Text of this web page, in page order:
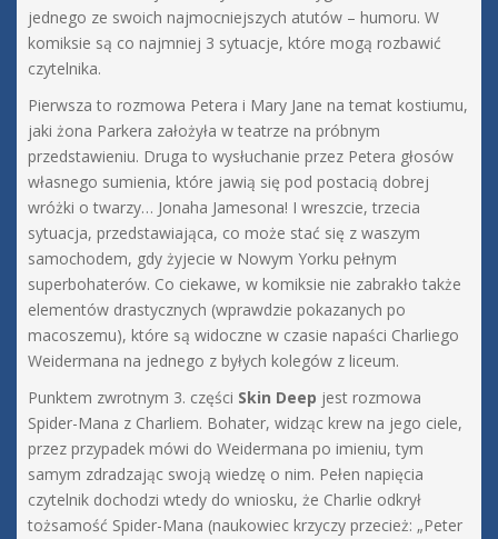
jednego ze swoich najmocniejszych atutów – humoru. W
komiksie są co najmniej 3 sytuacje, które mogą rozbawić
czytelnika.
Pierwsza to rozmowa Petera i Mary Jane na temat kostiumu,
jaki żona Parkera założyła w teatrze na próbnym
przedstawieniu. Druga to wysłuchanie przez Petera głosów
własnego sumienia, które jawią się pod postacią dobrej
wróżki o twarzy… Jonaha Jamesona! I wreszcie, trzecia
sytuacja, przedstawiająca, co może stać się z waszym
samochodem, gdy żyjecie w Nowym Yorku pełnym
superbohaterów. Co ciekawe, w komiksie nie zabrakło także
elementów drastycznych (wprawdzie pokazanych po
macoszemu), które są widoczne w czasie napaści Charliego
Weidermana na jednego z byłych kolegów z liceum.
Punktem zwrotnym 3. części Skin Deep jest rozmowa
Spider-Mana z Charliem. Bohater, widząc krew na jego ciele,
przez przypadek mówi do Weidermana po imieniu, tym
samym zdradzając swoją wiedzę o nim. Pełen napięcia
czytelnik dochodzi wtedy do wniosku, że Charlie odkrył
tożsamość Spider-Mana (naukowiec krzyczy przecież: „Peter